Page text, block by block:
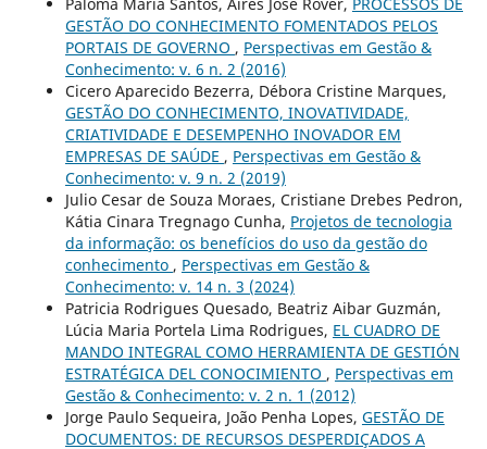
GESTÃO DO CONHECIMENTO FOMENTADOS PELOS
PORTAIS DE GOVERNO , Perspectivas em Gestão &
Conhecimento: v. 6 n. 2 (2016)
Cicero Aparecido Bezerra, Débora Cristine Marques,
GESTÃO DO CONHECIMENTO, INOVATIVIDADE,
CRIATIVIDADE E DESEMPENHO INOVADOR EM
EMPRESAS DE SAÚDE , Perspectivas em Gestão &
Conhecimento: v. 9 n. 2 (2019)
Julio Cesar de Souza Moraes, Cristiane Drebes Pedron,
Kátia Cinara Tregnago Cunha, Projetos de tecnologia
da informação: os benefícios do uso da gestão do
conhecimento , Perspectivas em Gestão &
Conhecimento: v. 14 n. 3 (2024)
Patricia Rodrigues Quesado, Beatriz Aibar Guzmán,
Lúcia Maria Portela Lima Rodrigues, EL CUADRO DE
MANDO INTEGRAL COMO HERRAMIENTA DE GESTIÓN
ESTRATÉGICA DEL CONOCIMIENTO , Perspectivas em
Gestão & Conhecimento: v. 2 n. 1 (2012)
Jorge Paulo Sequeira, João Penha Lopes, GESTÃO DE
DOCUMENTOS: DE RECURSOS DESPERDIÇADOS A